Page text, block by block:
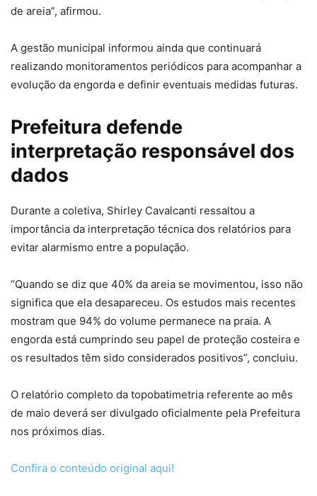
de areia”, afirmou.
A gestão municipal informou ainda que continuará
realizando monitoramentos periódicos para acompanhar a
evolução da engorda e definir eventuais medidas futuras.
Prefeitura defende
interpretação responsável dos
dados
Durante a coletiva, Shirley Cavalcanti ressaltou a
importância da interpretação técnica dos relatórios para
evitar alarmismo entre a população.
“Quando se diz que 40% da areia se movimentou, isso não
significa que ela desapareceu. Os estudos mais recentes
mostram que 94% do volume permanece na praia. A
engorda está cumprindo seu papel de proteção costeira e
os resultados têm sido considerados positivos”, concluiu.
O relatório completo da topobatimetria referente ao mês
de maio deverá ser divulgado oficialmente pela Prefeitura
nos próximos dias.
Confira o conteúdo original aqui!